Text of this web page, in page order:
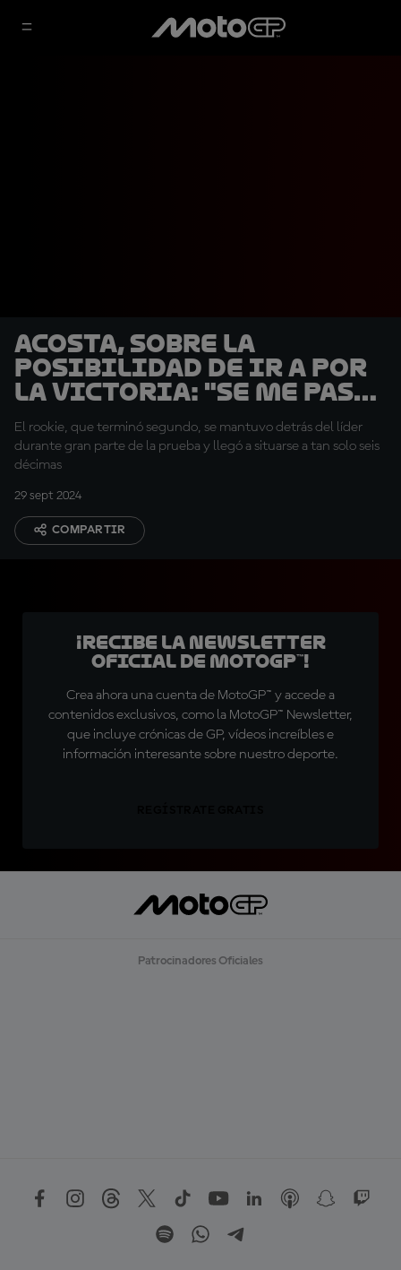
Acosta, sobre la
posibilidad de ir a por
la victoria: "Se me pasó
por la cabeza"
El rookie, que terminó segundo, se mantuvo detrás del líder
durante gran parte de la prueba y llegó a situarse a tan solo seis
décimas
29 sept 2024
COMPARTIR
¡Recibe la Newsletter
oficial de MotoGP™!
Crea ahora una cuenta de MotoGP™ y accede a
contenidos exclusivos, como la MotoGP™ Newsletter,
que incluye crónicas de GP, vídeos increíbles e
información interesante sobre nuestro deporte.
Patrocinadores Oficiales